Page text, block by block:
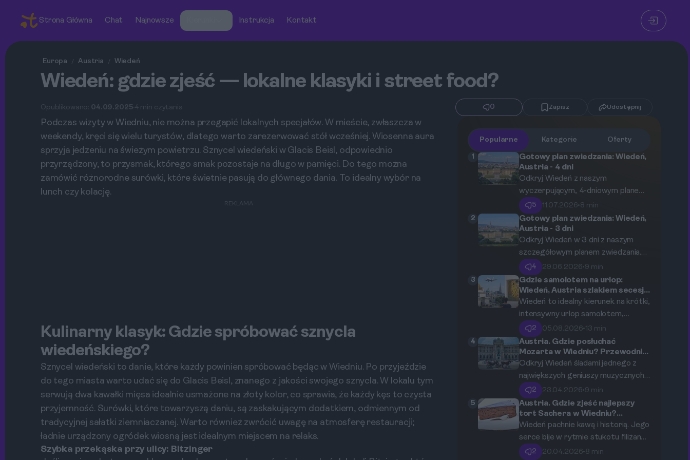
Strona Główna Chat Najnowsze Instrukcja Kontakt
Europa / Austria / Wiedeń
Wiedeń: gdzie zjeść — lokalne klasyki i street food?
Opublikowano: 04.09.2025 4 min czytania 0 Zapisz Udostępnij
Podczas wizyty w Wiedniu, nie można przegapić lokalnych specjałów. W mieście, zwłaszcza w
weekendy, kręci się wielu turystów, dlatego warto zarezerwować stół wcześniej. Wiosenna aura
sprzyja jedzeniu na świeżym powietrzu. Sznycel wiedeński w Glacis Beisl, odpowiednio
przyrządzony, to przysmak, którego smak pozostaje na długo w pamięci. Do tego można
zamówić różnorodne surówki, które świetnie pasują do głównego dania. To idealny wybór na
lunch czy kolację.
REKLAMA
Kulinarny klasyk: Gdzie spróbować sznycla
wiedeńskiego?
Sznycel wiedeński to danie, które każdy powinien spróbować będąc w Wiedniu. Po przyjeździe
do tego miasta warto udać się do Glacis Beisl, znanego z jakości swojego sznycla. W lokalu tym
serwują dwa kawałki mięsa idealnie usmażone na złoty kolor, co sprawia, że każdy kęs to czysta
przyjemność. Surówki, które towarzyszą daniu, są zaskakującym dodatkiem, odmiennym od
tradycyjnej sałatki ziemniaczanej. Warto również zwrócić uwagę na atmosferę restauracji;
ładnie urządzony ogródek wiosną jest idealnym miejscem na relaks.
Szybka przekąska przy ulicy: Bitzinger
Popularne Kategorie Oferty
1
Gotowy plan zwiedzania: Wiedeń,
Austria - 4 dni
Odkryj Wiedeń z naszym
wyczerpującym, 4-dniowym planem
zwiedzania. Ten przewodnik
poprowadzi Cię przez najważniejsze
zabytki, cesarskie pałace,
klimatyczne uliczki i kulinarne perełki
stolicy Austrii, maksymalnie
wykorzystując każdą chwilę
Twojego pobytu.
5 11.07.2026•8 min
2
Gotowy plan zwiedzania: Wiedeń,
Austria - 3 dni
Odkryj Wiedeń w 3 dni z naszym
szczegółowym planem zwiedzania.
Poznaj najważniejsze zabytki, muzea
i punkty widokowe. Oto kompletny,
intensywny przewodnik pełen
praktycznych porad i wskazówek
logistycznych, idealny dla tych,
którzy chcą maksymalnie
wykorzystać swój czas w stolicy
Austrii.
4 29.06.2026•9 min
3
Gdzie samolotem na urlop:
Wiedeń, Austria szlakiem secesji i
najsłynniejszych obrazów Gustava
Klimta
Wiedeń to idealny kierunek na krótki,
intensywny urlop samolotem,
oferujący niezwykłe spotkanie ze
sztuką secesyjną i arcydziełami
Gustava Klimta. Ten przewodnik
pomoże Ci zaplanować perfekcyjną
trasę śladami wiedeńskiego
modernizmu, optymalizując czas i
budżet.
2 05.08.2026•13 min
4
Austria. Gdzie posłuchać
Mozarta w Wiedniu? Przewodnik
po koncertach i historycznych
miejscach.
Odkryj Wiedeń śladami jednego z
największych geniuszy muzycznych
wszech czasów. Ten kompleksowy
przewodnik zabierze Cię do miejsc,
gdzie Wolfgang Amadeusz Mozart
żył, tworzył i występował, od
historycznych sal koncertowych po
nowoczesne, interaktywne muzea.
2 23.04.2026•9 min
5
Austria. Gdzie zjeść najlepszy
tort Sachera w Wiedniu?
Przewodnik po historycznych
cukierniach.
Wiedeń pachnie kawą i historią. Jego
serce bije w rytmie stukotu filiżanek
w setkach legendarnych kawiarni. W
2 20.04.2026•8 min